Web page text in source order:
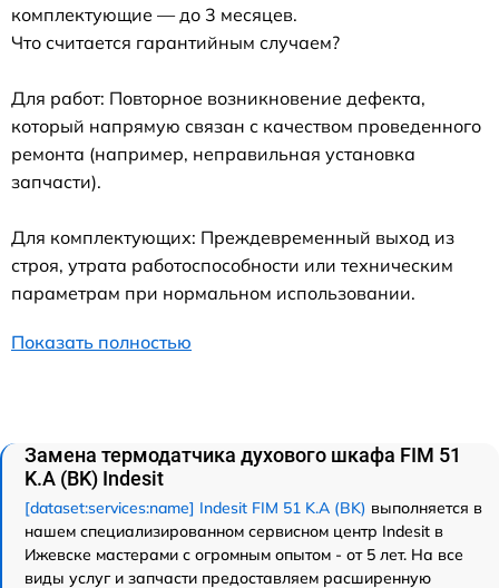
комплектующие — до 3 месяцев.
Что считается гарантийным случаем?
Для работ: Повторное возникновение дефекта,
который напрямую связан с качеством проведенного
ремонта (например, неправильная установка
запчасти).
Для комплектующих: Преждевременный выход из
строя, утрата работоспособности или техническим
параметрам при нормальном использовании.
Показать полностью
Замена термодатчика духового шкафа FIM 51
K.A (BK) Indesit
[dataset:services:name] Indesit FIM 51 K.A (BK) выполняется в
нашем специализированном сервисном центр Indesit в
Ижевске мастерами с огромным опытом - от 5 лет. На все
виды услуг и запчасти предоставляем расширенную